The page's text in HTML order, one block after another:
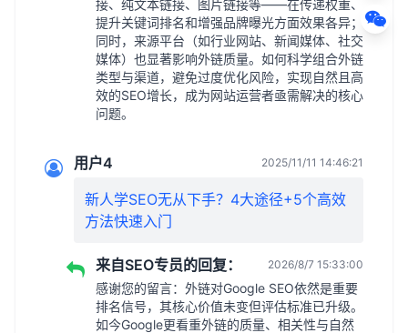
接、纯文本链接、图片链接等——在传递权重、
提升关键词排名和增强品牌曝光方面效果各异；
同时，来源平台（如行业网站、新闻媒体、社交
媒体）也显著影响外链质量。如何科学组合外链
类型与渠道，避免过度优化风险，实现自然且高
效的SEO增长，成为网站运营者亟需解决的核心
问题。
用户4 2025/11/11 14:46:21
新人学SEO无从下手？4大途径+5个高效
方法快速入门
来自SEO专员的回复： 2026/8/7 15:33:00
感谢您的留言：外链对Google SEO依然是重要
排名信号，其核心价值未变但评估标准已升级。
如今Google更看重外链的质量、相关性与自然